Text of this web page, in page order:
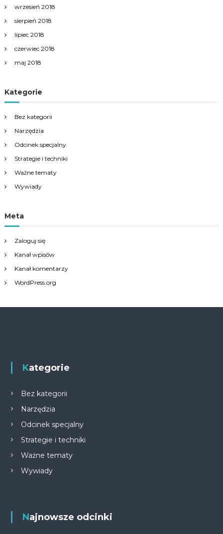
wrzesień 2018
sierpień 2018
lipiec 2018
czerwiec 2018
maj 2018
Kategorie
Bez kategorii
Narzędzia
Odcinek specjalny
Strategie i techniki
Ważne tematy
Wywiady
Meta
Zaloguj się
Kanał wpisów
Kanał komentarzy
WordPress.org
Kategorie
Bez kategorii
Narzędzia
Odcinek specjalny
Strategie i techniki
Ważne tematy
Wywiady
Najnowsze odcinki